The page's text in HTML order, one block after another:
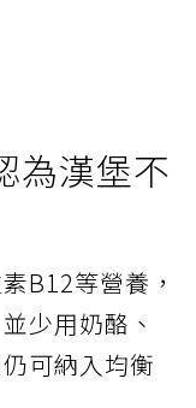
為漢堡不
B12等營養，
少用奶酪、
可納入均衡